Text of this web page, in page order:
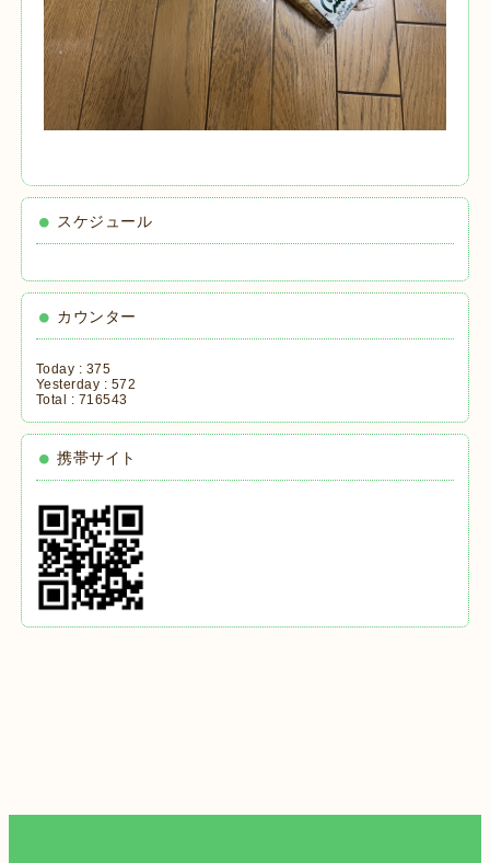
スケジュール
カウンター
Today : 375
Yesterday : 572
Total : 716543
携帯サイト